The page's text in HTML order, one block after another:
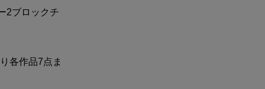
2ブロックチ
各作品7点ま